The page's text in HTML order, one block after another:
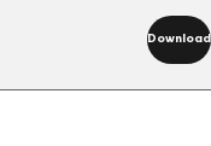
Download